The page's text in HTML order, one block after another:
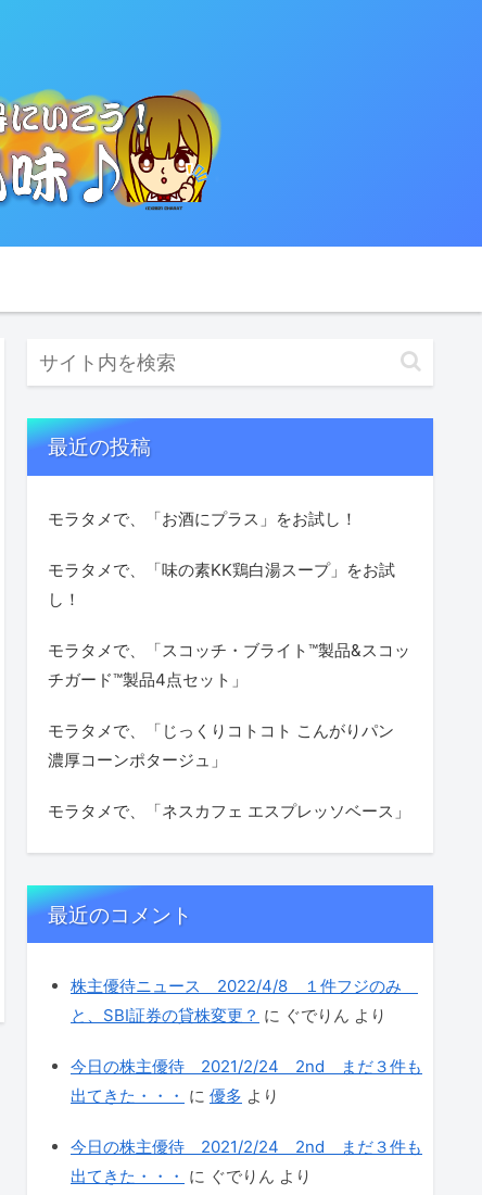
最近の投稿
モラタメで、「お酒にプラス」をお試し！
モラタメで、「味の素KK鶏白湯スープ」をお試
し！
モラタメで、「スコッチ・ブライト™製品&スコッ
チガード™製品4点セット」
モラタメで、「じっくりコトコト こんがりパン
濃厚コーンポタージュ」
モラタメで、「ネスカフェ エスプレッソベース」
最近のコメント
株主優待ニュース 2022/4/8 １件フジのみ
と、SBI証券の貸株変更？ に ぐでりん より
今日の株主優待 2021/2/24 2nd まだ３件も
出てきた・・・ に 優多 より
今日の株主優待 2021/2/24 2nd まだ３件も
出てきた・・・ に ぐでりん より